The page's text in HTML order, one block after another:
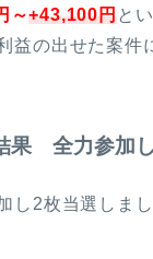
～+43,100円と
益の出せた案件
果 全力参加
し2枚当選しまし